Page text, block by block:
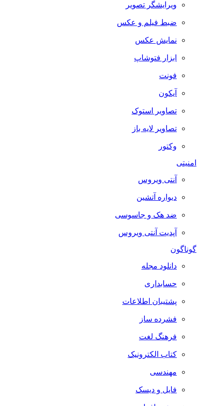
ویرایشگر تصویر
ضبط فيلم و عكس
نمایش عکس
ابزار فتوشاپ
فونت
آیکون
تصاویر استوک
تصاویر لایه باز
وکتور
امنیتی
آنتی ویروس
دیواره آتشین
ضد هک و جاسوسی
آپدیت آنتی ویروس
گوناگون
دانلود مجله
حسابداری
پشتیبان اطلاعات
فشرده ساز
فرهنگ لغت
کتاب الکترونیک
مهندسی
فایل و دیسک